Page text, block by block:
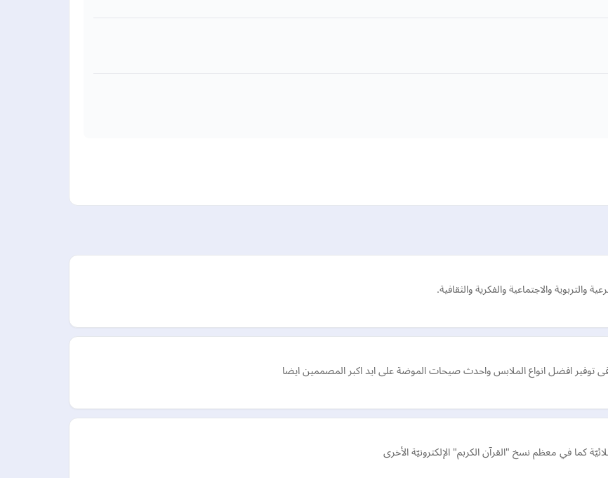
والاجتماعية والفكرية والثقافية.
افضل انواع الملابس واحدث صيحات الموضة على ايد اكبر المصممين ايضا